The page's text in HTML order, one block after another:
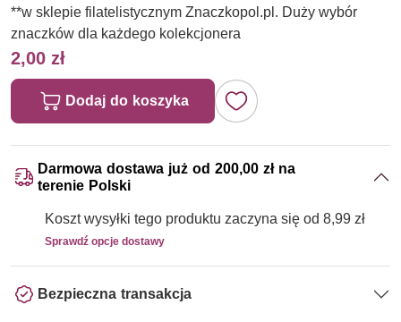
**w sklepie filatelistycznym Znaczkopol.pl. Duży wybór
znaczków dla każdego kolekcjonera
2,00 zł
Dodaj do koszyka
Darmowa dostawa już od 200,00 zł na
terenie Polski
Koszt wysyłki tego produktu zaczyna się od 8,99 zł
Sprawdź opcje dostawy
Bezpieczna transakcja